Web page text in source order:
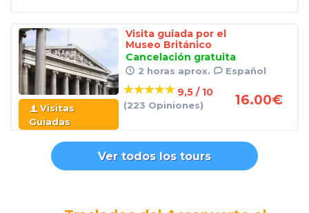
Visitas
Guiadas
Visita guiada por el
Museo Británico
Cancelación gratuita
2 horas aprox. Español
9,5 / 10
(223 Opiniones) 16.00€
Ver todos los tours